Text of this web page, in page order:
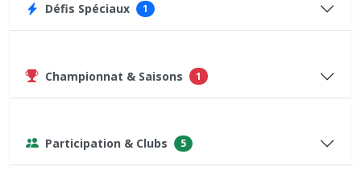
Défis Spéciaux 1
Championnat & Saisons 1
Participation & Clubs 5